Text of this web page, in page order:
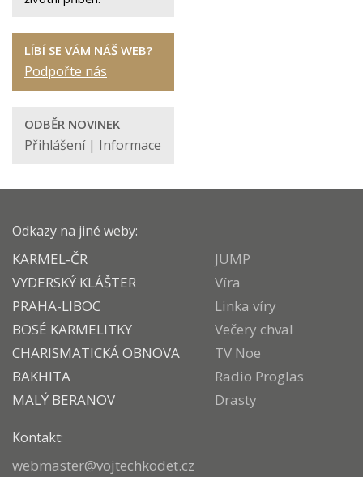
LÍBÍ SE VÁM NÁŠ WEB?
Podpořte nás
ODBĚR NOVINEK
Přihlášení| Informace
Odkazy na jiné weby:
KARMEL-ČR
VYDERSKÝ KLÁŠTER
PRAHA-LIBOC
BOSÉ KARMELITKY
CHARISMATICKÁ OBNOVA
BAKHITA
MALÝ BERANOV
JUMP
Víra
Linka víry
Večery chval
TV Noe
Radio Proglas
Drasty
Kontakt:
webmaster@vojtechkodet.cz